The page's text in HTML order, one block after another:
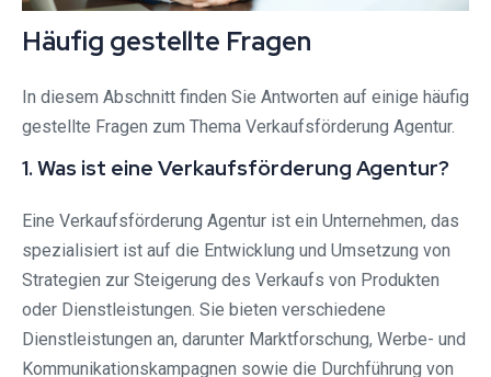
Häufig gestellte Fragen
In diesem Abschnitt finden Sie Antworten auf einige häufig
gestellte Fragen zum Thema Verkaufsförderung Agentur.
1. Was ist eine Verkaufsförderung Agentur?
Eine Verkaufsförderung Agentur ist ein Unternehmen, das
spezialisiert ist auf die Entwicklung und Umsetzung von
Strategien zur Steigerung des Verkaufs von Produkten
oder Dienstleistungen. Sie bieten verschiedene
Dienstleistungen an, darunter Marktforschung, Werbe- und
Kommunikationskampagnen sowie die Durchführung von